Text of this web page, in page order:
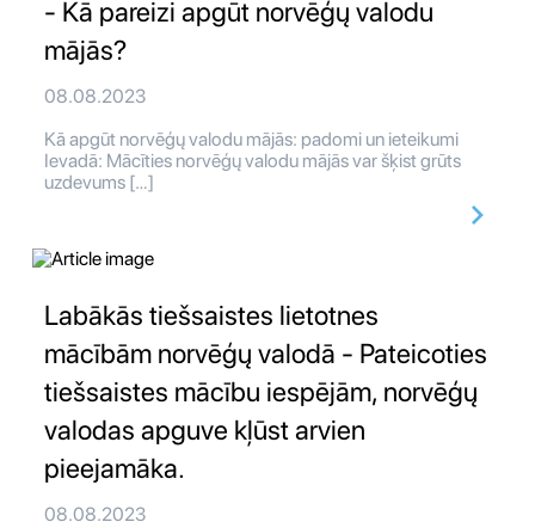
- Kā pareizi apgūt norvēģų valodu
mājās?
08.08.2023
Kā apgūt norvēģų valodu mājās: padomi un ieteikumi
Ievadā: Mācīties norvēģų valodu mājās var šķist grūts
uzdevums […]
Labākās tiešsaistes lietotnes
mācībām norvēģų valodā - Pateicoties
tiešsaistes mācību iespējām, norvēģų
valodas apguve kļūst arvien
pieejamāka.
08.08.2023